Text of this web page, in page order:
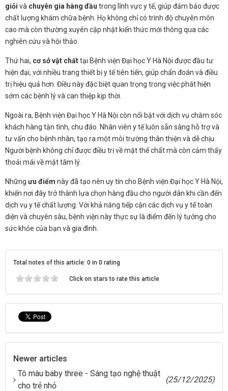
giỏi và chuyên gia hàng đầu trong lĩnh vực y tế, giúp đảm bảo được
chất lượng khám chữa bệnh. Họ không chỉ có trình độ chuyên môn
cao mà còn thường xuyên cập nhật kiến thức mới thông qua các
nghiên cứu và hội thảo.
Thứ hai, cơ sở vật chấttại Bệnh viện Đại học Y Hà Nội được đầu tư
hiện đại, với nhiều trang thiết bị y tế tiên tiến, giúp chẩn đoán và điều
trị hiệu quả hơn. Điều này đặc biệt quan trọng trong việc phát hiện
sớm các bệnh lý và can thiệp kịp thời.
Ngoài ra, Bệnh viện Đại học Y Hà Nội còn nổi bật với dịch vụ chăm sóc
khách hàng tận tình, chu đáo. Nhân viên y tế luôn sẵn sàng hỗ trợ và
tư vấn cho bệnh nhân, tạo ra một môi trường thân thiện và dễ chịu.
Người bệnh không chỉ được điều trị về mặt thể chất mà còn cảm thấy
thoải mái về mặt tâm lý.
Những ưu điểm này đã tạo nên uy tín cho Bệnh viện Đại học Y Hà Nội,
khiến nơi đây trở thành lựa chọn hàng đầu cho người dân khi cần đến
dịch vụ y tế chất lượng. Với khả năng tiếp cận các dịch vụ y tế toàn
diện và chuyên sâu, bệnh viện này thực sự là điểm đến lý tưởng cho
sức khỏe của bạn và gia đình.
Total notes of this article: 0 in 0 rating
Click on stars to rate this article
Newer articles
Tô màu baby three - Sáng tạo nghệ thuật
cho trẻ nhỏ
(25/12/2025)